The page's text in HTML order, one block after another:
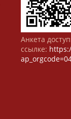
Анкета
ссылке: